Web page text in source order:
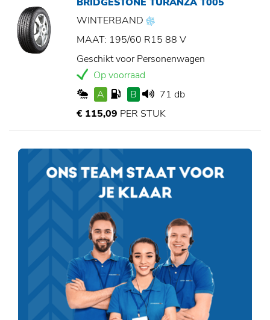
WINTERBAND
MAAT: 195/60 R15 88 V
Geschikt voor Personenwagen
Op voorraad
A
B
71 db
€ 115,09 PER STUK